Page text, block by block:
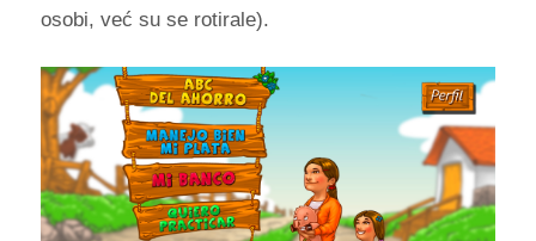
osobi, već su se rotirale).